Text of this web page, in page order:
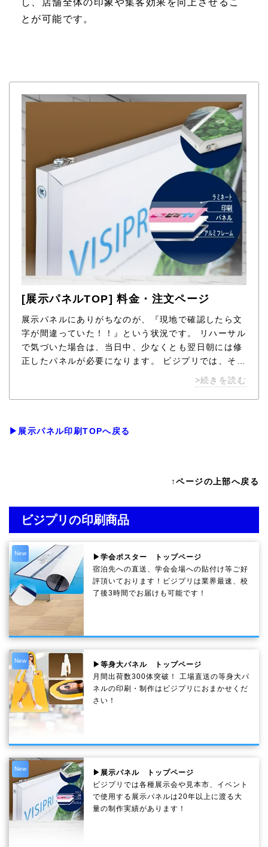
とが可能です。
[展示パネルTOP] 料金・注文ページ
展示パネルにありがちなのが、『現地で確認したら文
字が間違っていた！！』という状況です。 リハーサル
で気づいた場合は、当日中、少なくとも翌日朝には修
正したパネルが必要になります。 ビジプリでは、そん
な皆様のご要望にお応えして、 常時技術者がスタンバ
イし、即日対応でパネルの印刷・制作・発送を行なっ
ております。 お急ぎの場合はぜひご相談ください。
>続きを読む
▶展示パネル印刷TOPへ戻る
↑ページの上部へ戻る
ビジプリの印刷商品
New
▶学会ポスター トップページ
宿泊先への直送、学会会場への貼付け等ご好
評頂いております！ビジプリは業界最速、校
了後3時間でお届けも可能です！
New
▶等身大パネル トップページ
月間出荷数300体突破！ 工場直送の等身大パ
ネルの印刷・制作は ビジプリ におまかせくだ
さい！
New
▶展示パネル トップページ
ビジプリでは各種展示会や見本市、イベント
で使用する展示パネルは20年以上に渡る大
量の制作実績があります！